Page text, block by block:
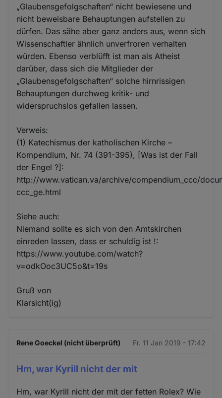
„Glaubensgefolgschaften“ nicht bewiesene und
nicht beweisbare Behauptungen aufstellen zu
dürfen. Das sähe aber ganz anders aus, wenn sich
Wissenschaftler ähnlich unverfroren verhalten
würden. Ebenso verblüfft ist man als Atheist
darüber, dass sich die Mitglieder der
„Glaubensgefolgschaften“ solche hirnrissigen
Behauptungen durchweg kritik- und
widerspruchslos gefallen lassen.
Verweis:
(1) Katechismus der katholischen Kirche –
Kompendium, Nr. 74 (391-395), [Was ist der Fall
der Engel ?]:
http://www.vatican.va/archive/compendium_ccc/
ccc_ge.html
Siehe auch:
Niemand sollte es sich von den Amtskirchen
einreden lassen, dass er schuldig ist !:
https://www.youtube.com/watch?
v=odkOoc3UC5o&t=19s
Gruß von
Klarsicht(ig)
Rene Goeckel (nicht überprüft) Fr. 11 Jan 2019 - 17:42
Hm, war Kyrill nicht der mit
Hm, war Kyrill nicht der mit der fetten Rolex? Wie